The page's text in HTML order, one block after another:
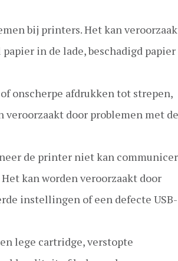
bij printers. Het kan
in de lade, beschadigd papier
onscherpe afdrukken tot strepen,
door problemen met de
de printer niet kan
kan worden veroorzaakt door
instellingen of een defecte USB-
lege cartridge, verstopte